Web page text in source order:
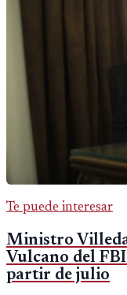
Te puede interesar
Ministro
Vulcano del
partir de julio